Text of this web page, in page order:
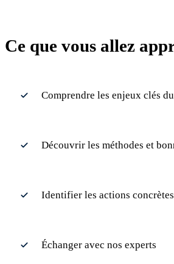
Ce que vous allez
Comprendre les enjeux clés
Découvrir les méthodes et
Identifier les actions
Échanger avec nos experts